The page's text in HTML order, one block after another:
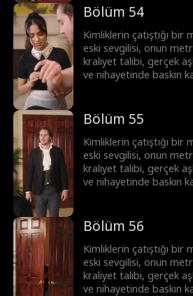
Bölüm 54
Kimliklerin çatıştığı
eski sevgilisi, onun
kraliyet talibi, gerçek
ve nihayetinde baskın
Bölüm 55
Kimliklerin çatıştığı
eski sevgilisi, onun
kraliyet talibi, gerçek
ve nihayetinde baskın
Bölüm 56
Kimliklerin çatıştığı
eski sevgilisi, onun
kraliyet talibi, gerçek
ve nihayetinde baskın